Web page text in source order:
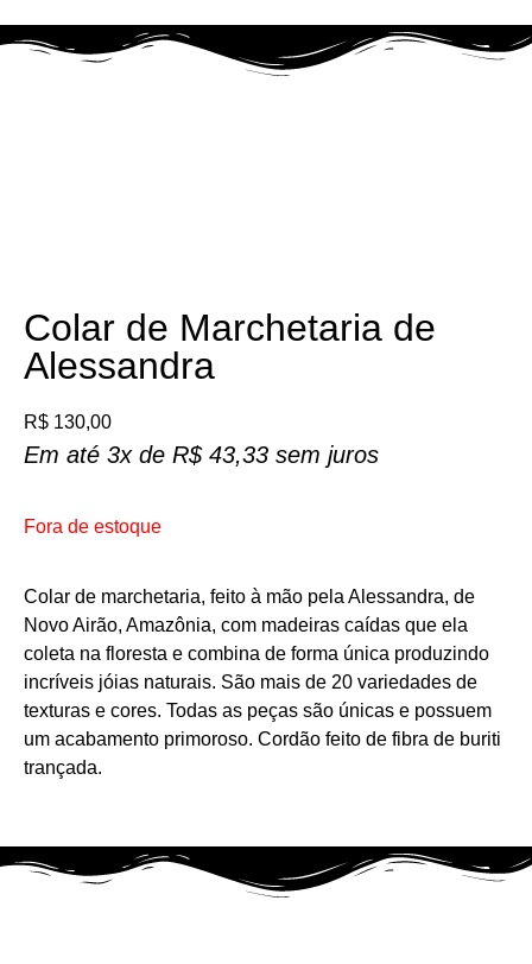
Colar de Marchetaria de
Alessandra
R$ 130,00
Em até 3x de R$43,33 sem juros
Fora de estoque
Colar de marchetaria, feito à mão pela Alessandra, de
Novo Airão, Amazônia, com madeiras caídas que ela
coleta na floresta e combina de forma única produzindo
incríveis jóias naturais. São mais de 20 variedades de
texturas e cores. Todas as peças são únicas e possuem
um acabamento primoroso. Cordão feito de fibra de buriti
trançada.